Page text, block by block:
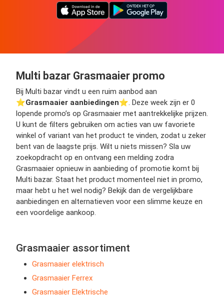
Multi bazar Grasmaaier promo
Bij Multi bazar vindt u een ruim aanbod aan
⭐️Grasmaaier aanbiedingen⭐️. Deze week zijn er 0
lopende promo’s op Grasmaaier met aantrekkelijke prijzen.
U kunt de filters gebruiken om acties van uw favoriete
winkel of variant van het product te vinden, zodat u zeker
bent van de laagste prijs. Wilt u niets missen? Sla uw
zoekopdracht op en ontvang een melding zodra
Grasmaaier opnieuw in aanbieding of promotie komt bij
Multi bazar. Staat het product momenteel niet in promo,
maar hebt u het wel nodig? Bekijk dan de vergelijkbare
aanbiedingen en alternatieven voor een slimme keuze en
een voordelige aankoop.
Grasmaaier assortiment
Grasmaaier elektrisch
Grasmaaier Ferrex
Grasmaaier Elektrische